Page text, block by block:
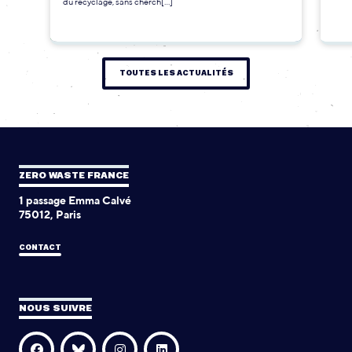
TOUTES LES ACTUALITÉS
ZERO WASTE FRANCE
1 passage Emma Calvé
75012, Paris
CONTACT
NOUS SUIVRE